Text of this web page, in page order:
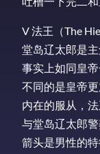
V 法王（The
堂岛辽太郎是
事实上如同皇
不同的是皇帝
内在的服从，
与堂岛辽太郎
箭头是男性的